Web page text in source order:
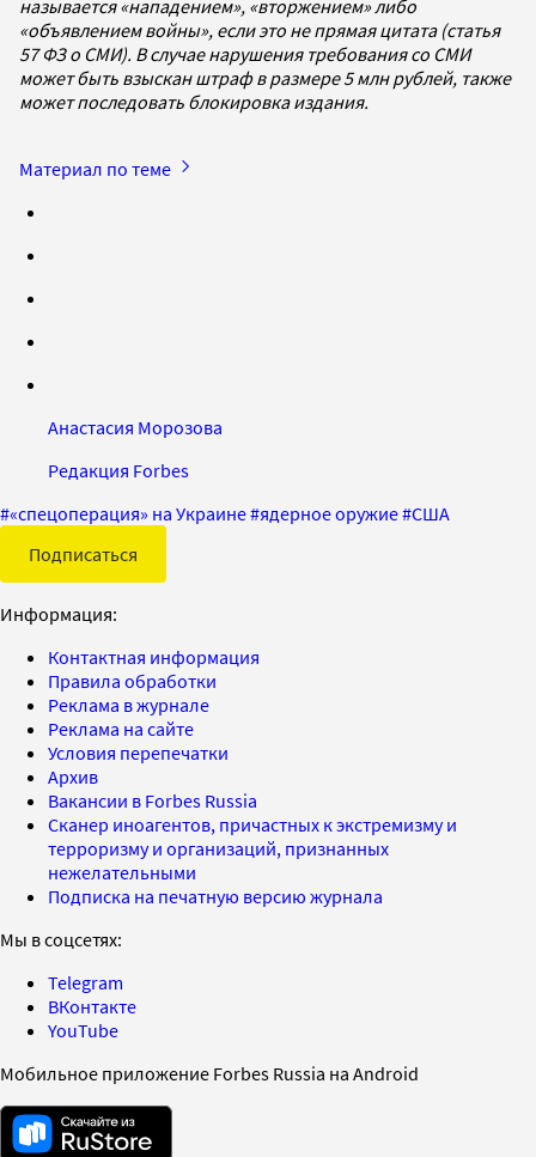
называется «нападением», «вторжением» либо
«объявлением войны», если это не прямая цитата (статья
57 ФЗ о СМИ). В случае нарушения требования со СМИ
может быть взыскан штраф в размере 5 млн рублей, также
может последовать блокировка издания.
Материал по теме
Анастасия Морозова
Редакция Forbes
#«спецоперация» на Украине#ядерное оружие#США
Подписаться
Информация:
Контактная информация
Правила обработки
Реклама в журнале
Реклама на сайте
Условия перепечатки
Архив
Вакансии в Forbes Russia
Сканер иноагентов, причастных к экстремизму и
терроризму и организаций, признанных
нежелательными
Подписка на печатную версию журнала
Мы в соцсетях:
Telegram
ВКонтакте
YouTube
Мобильное приложение Forbes Russia на Android